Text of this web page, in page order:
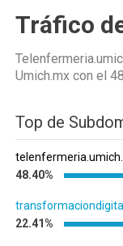
Tráfico
Umich.mx con el
Top de
48.40%
22.41%